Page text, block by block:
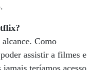
Como
assistir a filmes e
teríamos acesso.